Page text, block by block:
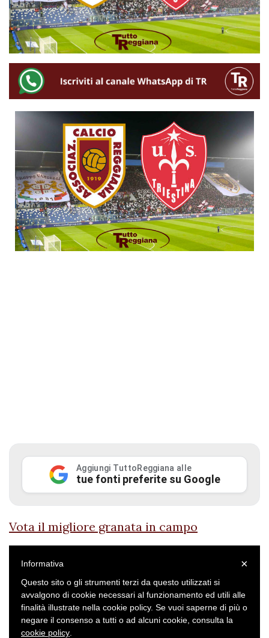
Aggiungi TuttoReggiana alle
tue fonti preferite su Google
Vota il migliore granata in campo